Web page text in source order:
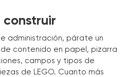
construir
administración, párate un
contenido en papel, pizarra
campos y tipos de
de LEGO. Cuanto más